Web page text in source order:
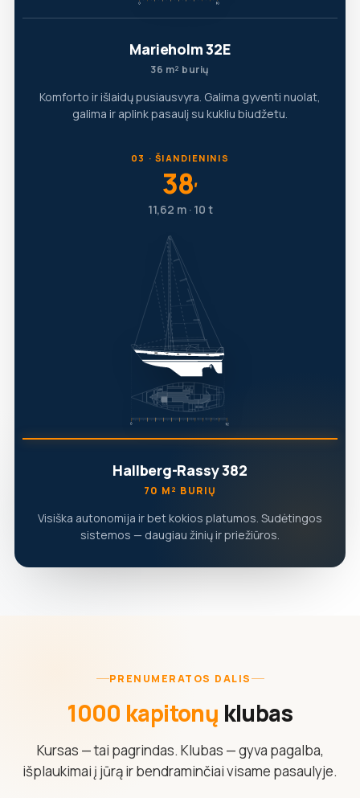
Marieholm 32E
36 m² burių
Komforto ir išlaidų pusiausvyra. Galima gyventi nuolat,
galima ir aplink pasaulį su kukliu biudžetu.
03 · ŠIANDIENINIS
38′
11,62 m · 10 t
Hallberg-Rassy 382
70 M² BURIŲ
Visiška autonomija ir bet kokios platumos. Sudėtingos
sistemos — daugiau žinių ir priežiūros.
PRENUMERATOS DALIS
1000 kapitonų klubas
Kursas — tai pagrindas. Klubas — gyva pagalba,
išplaukimai į jūrą ir bendraminčiai visame pasaulyje.